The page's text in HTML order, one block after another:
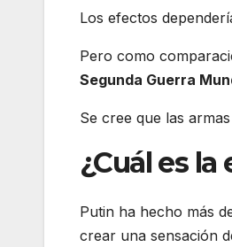
Los efectos
Pero como
Segunda Guerra
Se cree que las
¿Cuál es
Putin ha hecho más
crear una sensación